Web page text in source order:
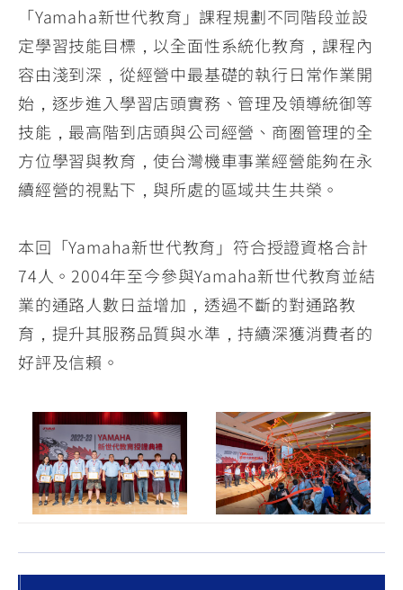
「Yamaha新世代教育」課程規劃不同階段並設
定學習技能目標，以全面性系統化教育，課程內
容由淺到深，從經營中最基礎的執行日常作業開
始，逐步進入學習店頭實務、管理及領導統御等
技能，最高階到店頭與公司經營、商圈管理的全
方位學習與教育，使台灣機車事業經營能夠在永
續經營的視點下，與所處的區域共生共榮。
本回「Yamaha新世代教育」符合授證資格合計
74人。2004年至今參與Yamaha新世代教育並結
業的通路人數日益增加，透過不斷的對通路教
育，提升其服務品質與水準，持續深獲消費者的
好評及信賴。